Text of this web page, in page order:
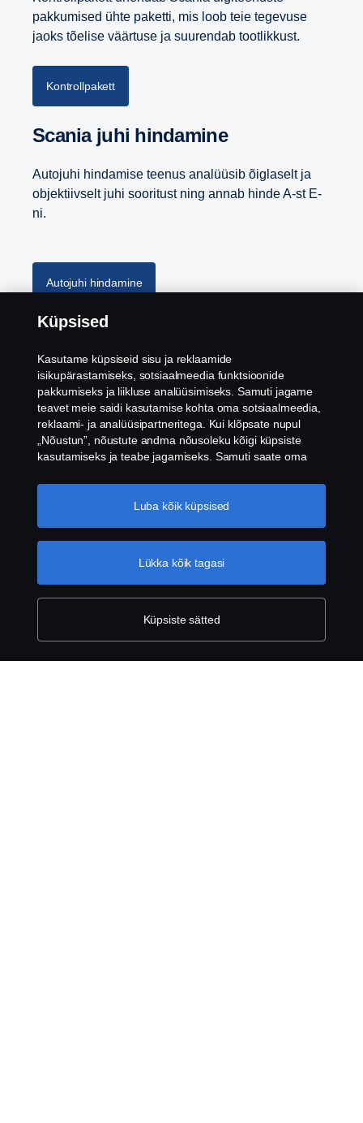
pakkumised ühte paketti, mis loob teie tegevuse
jaoks tõelise väärtuse ja suurendab tootlikkust.
Kontrollpakett
Scania juhi hindamine
Autojuhi hindamise teenus analüüsib õiglaselt ja
objektiivselt juhi sooritust ning annab hinde A-st E-
ni.
Autojuhi hindamine
Tagasi üles
*Apple CarPlay on ettevõtte Apple inc kaubamärk. Registreeritud USA-s ja
Tooted
Küpsised
Kasutame küpsiseid sisu ja reklaamide
isikupärastamiseks, sotsiaalmeedia funktsioonide
pakkumiseks ja liikluse analüüsimiseks. Samuti jagame
teavet meie saidi kasutamise kohta oma sotsiaalmeedia,
reklaami- ja analüüsipartneritega. Kui klõpsate nupul
„Nõustun”, nõustute andma nõusoleku kõigi küpsiste
kasutamiseks ja teabe jagamiseks. Samuti saate oma
valides kategooriad, mida soovite aktsepteerida. Küpsiste
kasutamise üksikasjalikuma selgituse saamiseks
Küpsiste sätted
Lükka kõik tagasi
Luba kõik küpsised